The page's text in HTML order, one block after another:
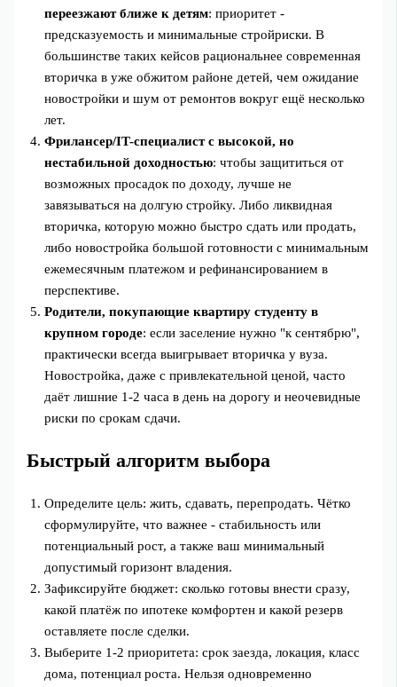
переезжают ближе к детям: приоритет -
предсказуемость и минимальные стройриски. В
большинстве таких кейсов рациональнее современная
вторичка в уже обжитом районе детей, чем ожидание
новостройки и шум от ремонтов вокруг ещё несколько
лет.
Фрилансер/IT-специалист с высокой, но
нестабильной доходностью: чтобы защититься от
возможных просадок по доходу, лучше не
завязываться на долгую стройку. Либо ликвидная
вторичка, которую можно быстро сдать или продать,
либо новостройка большой готовности с минимальным
ежемесячным платежом и рефинансированием в
перспективе.
Родители, покупающие квартиру студенту в
крупном городе: если заселение нужно "к сентябрю",
практически всегда выигрывает вторичка у вуза.
Новостройка, даже с привлекательной ценой, часто
даёт лишние 1-2 часа в день на дорогу и неочевидные
риски по срокам сдачи.
Быстрый алгоритм выбора
Определите цель: жить, сдавать, перепродать. Чётко
сформулируйте, что важнее - стабильность или
потенциальный рост, а также ваш минимальный
допустимый горизонт владения.
Зафиксируйте бюджет: сколько готовы внести сразу,
какой платёж по ипотеке комфортен и какой резерв
оставляете после сделки.
Выберите 1-2 приоритета: срок заезда, локация, класс
дома, потенциал роста. Нельзя одновременно